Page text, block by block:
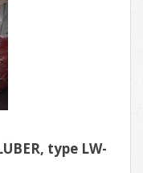
type LW-